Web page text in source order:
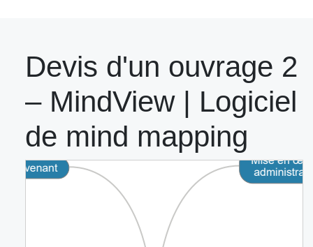
Devis d'un ouvrage 2
– MindView | Logiciel
de mind mapping